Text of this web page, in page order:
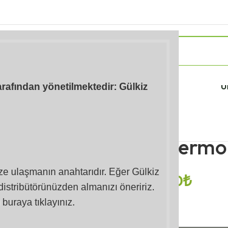
yönetilmektedir: Gülkiz
anahtarıdır. Eğer Gülkiz
almanızı öneririz.
tıklayınız.
Gıdalar
Öğünler)
Herbalife
2,267.00₺1,518.00₺